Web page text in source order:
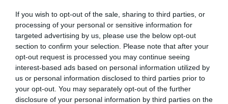
If you wish to opt-out of the sale, sharing to third parties, or
processing of your personal or sensitive information for
targeted advertising by us, please use the below opt-out
section to confirm your selection. Please note that after your
opt-out request is processed you may continue seeing
interest-based ads based on personal information utilized by
us or personal information disclosed to third parties prior to
your opt-out. You may separately opt-out of the further
disclosure of your personal information by third parties on the